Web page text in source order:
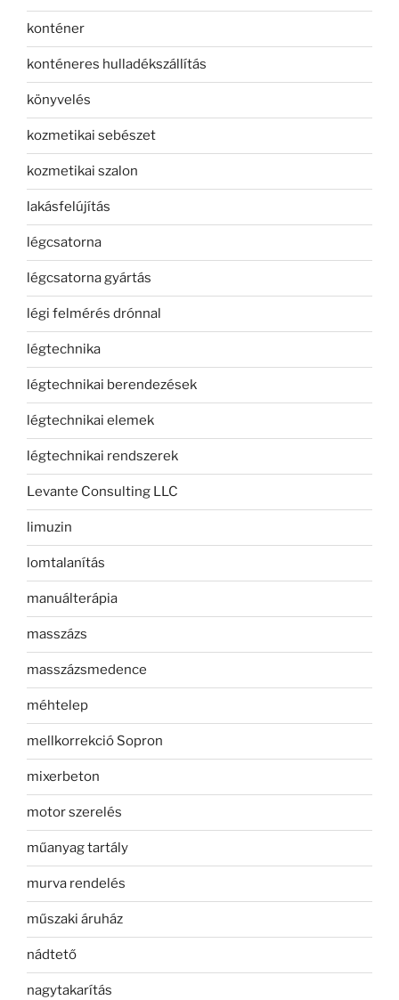
konténer
konténeres hulladékszállítás
könyvelés
kozmetikai sebészet
kozmetikai szalon
lakásfelújítás
légcsatorna
légcsatorna gyártás
légi felmérés drónnal
légtechnika
légtechnikai berendezések
légtechnikai elemek
légtechnikai rendszerek
Levante Consulting LLC
limuzin
lomtalanítás
manuálterápia
masszázs
masszázsmedence
méhtelep
mellkorrekció Sopron
mixerbeton
motor szerelés
műanyag tartály
murva rendelés
műszaki áruház
nádtető
nagytakarítás